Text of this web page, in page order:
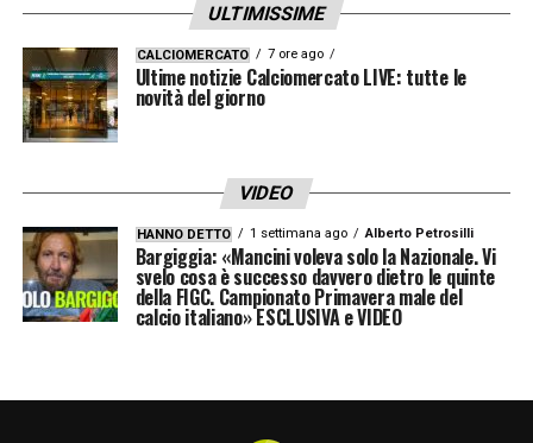
ULTIMISSIME
CALCIOMERCATO 7 ore ago
Ultime notizie Calciomercato LIVE: tutte le
novità del giorno
VIDEO
HANNO DETTO 1 settimana ago Alberto Petrosilli
Bargiggia: «Mancini voleva solo la Nazionale. Vi
svelo cosa è successo davvero dietro le quinte
della FIGC. Campionato Primavera male del
calcio italiano» ESCLUSIVA e VIDEO